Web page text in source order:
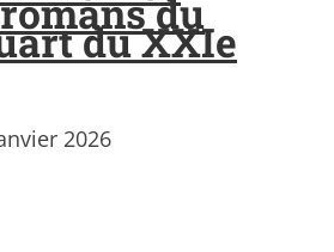
du
du XXIe
2026